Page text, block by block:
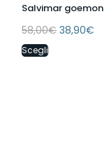
Salvimar goemon
58,00€ 38,90€
Scegli